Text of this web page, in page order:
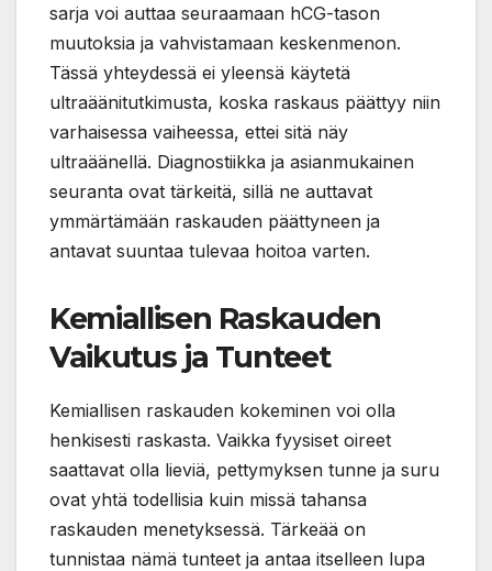
sarja voi auttaa seuraamaan hCG-tason
muutoksia ja vahvistamaan keskenmenon.
Tässä yhteydessä ei yleensä käytetä
ultraäänitutkimusta, koska raskaus päättyy niin
varhaisessa vaiheessa, ettei sitä näy
ultraäänellä. Diagnostiikka ja asianmukainen
seuranta ovat tärkeitä, sillä ne auttavat
ymmärtämään raskauden päättyneen ja
antavat suuntaa tulevaa hoitoa varten.
Kemiallisen Raskauden
Vaikutus ja Tunteet
Kemiallisen raskauden kokeminen voi olla
henkisesti raskasta. Vaikka fyysiset oireet
saattavat olla lieviä, pettymyksen tunne ja suru
ovat yhtä todellisia kuin missä tahansa
raskauden menetyksessä. Tärkeää on
tunnistaa nämä tunteet ja antaa itselleen lupa